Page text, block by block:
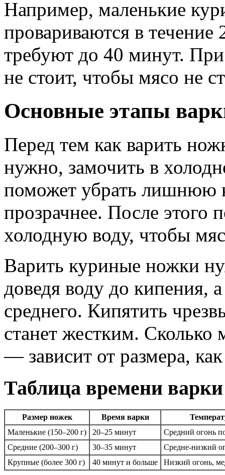
Например, маленькие
провариваются в
требуют до 40 минут.
не стоит, чтобы мясо не
Основные этапы
Перед тем как варить
нужно, замочить в
поможет убрать лишнюю
прозрачнее. После
холодную воду, чтобы
Варить куриные ножки
доведя воду до кипения,
среднего. Кипятить
станет жестким.
— зависит от размера,
Таблица времени
Размер ножек Время варки
Маленькие (150–200 г)
20–25 минут
Средний огонь
Средние (200–300 г)
30–35 минут
Средне-низкий
Крупные (более 300 г)
40 минут и больше Низкий огонь,